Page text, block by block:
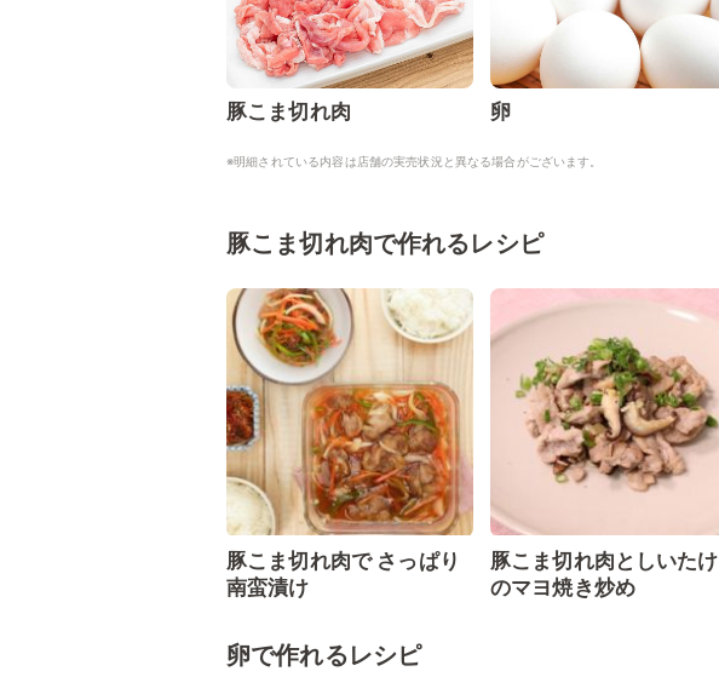
豚こま切れ肉 卵
※明細されている内容は店舗の実売状況と異なる場合がございます。
豚こま切れ肉で作れるレシピ
豚こま切れ肉で さっぱり
南蛮漬け
豚こま切れ肉としいたけ
のマヨ焼き炒め
卵で作れるレシピ